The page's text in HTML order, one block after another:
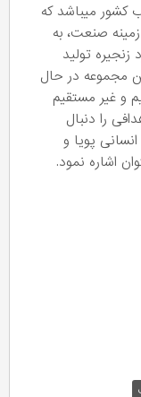
کشور میباشد که
صنعت، به
زنجیره تولید
مجموعه در حال
مستقیم و غیر مستقیم
را دنبال
پویا و
اشاره نمود.